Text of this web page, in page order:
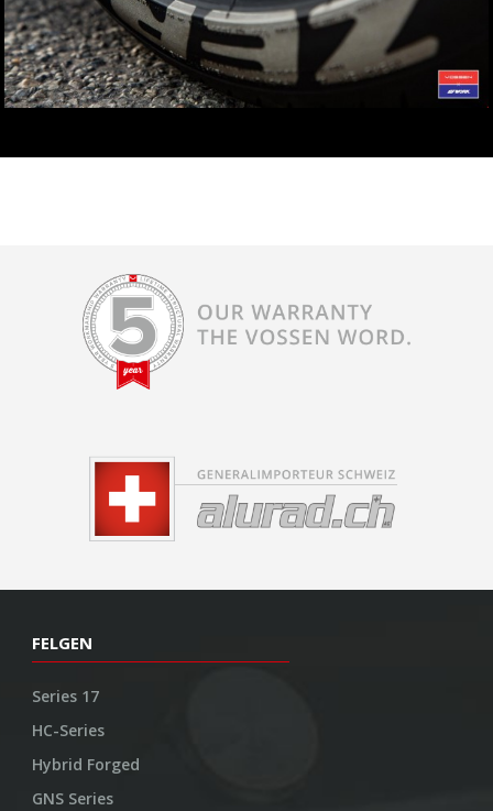
FELGEN
Series 17
HC-Series
Hybrid Forged
GNS Series